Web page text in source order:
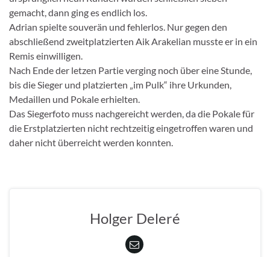
gemacht, dann ging es endlich los.
Adrian spielte souverän und fehlerlos. Nur gegen den
abschließend zweitplatzierten Aik Arakelian musste er in ein
Remis einwilligen.
Nach Ende der letzen Partie verging noch über eine Stunde,
bis die Sieger und platzierten „im Pulk“ ihre Urkunden,
Medaillen und Pokale erhielten.
Das Siegerfoto muss nachgereicht werden, da die Pokale für
die Erstplatzierten nicht rechtzeitig eingetroffen waren und
daher nicht überreicht werden konnten.
Holger Deleré